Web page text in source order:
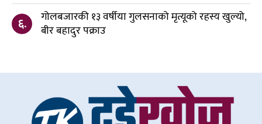
६.
गोलबजारकी १३ वर्षीया गुलसनाको मृत्यूको रहस्य खुल्यो,
बीर बहादुर पक्राउ